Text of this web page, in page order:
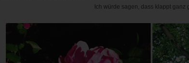
Ich würde sagen, dass klappt ganz